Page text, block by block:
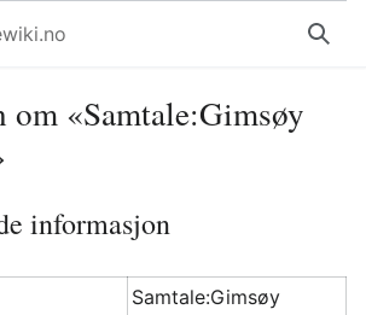
Søk
«Samtale:Gimsøy
informasjon
Samtale:Gimsøy